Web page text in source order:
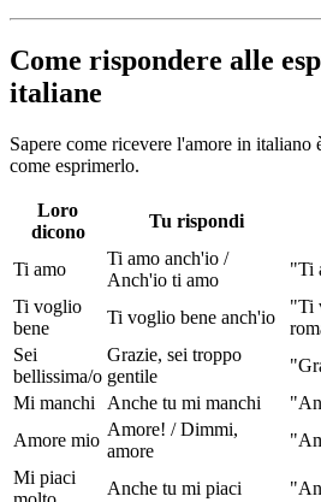
Come rispondere alle
italiane
Sapere come ricevere l'amore in italiano
come esprimerlo.
Loro
dicono
Tu rispondi
Ti amo
Ti amo anch'io /
Anch'io ti amo
"Ti
Ti voglio
bene
Ti voglio bene anch'io
"Ti
Sei
bellissima/o
Grazie, sei troppo
gentile
Mi manchi
Anche tu mi manchi
Amore mio
Amore! / Dimmi,
amore
Mi piaci
Anche tu mi piaci